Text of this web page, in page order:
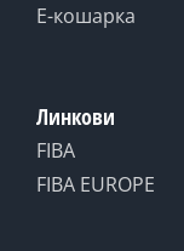
Е-кошарка
Линкови
FIBA
FIBA EUROPE